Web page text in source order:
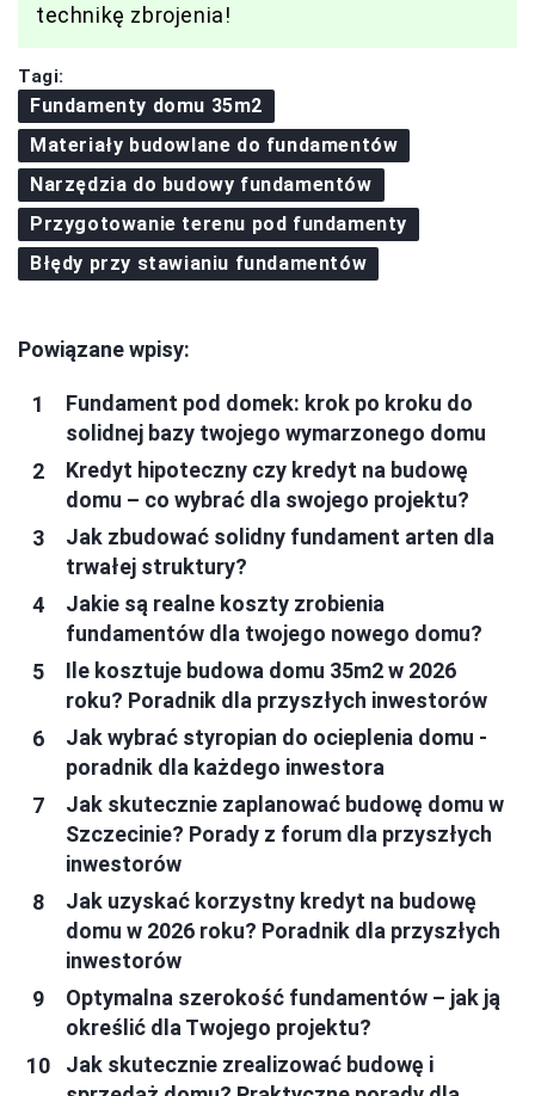
technikę zbrojenia!
Tagi:
Fundamenty domu 35m2
Materiały budowlane do fundamentów
Narzędzia do budowy fundamentów
Przygotowanie terenu pod fundamenty
Błędy przy stawianiu fundamentów
Powiązane wpisy:
Fundament pod domek: krok po kroku do
solidnej bazy twojego wymarzonego domu
Kredyt hipoteczny czy kredyt na budowę
domu – co wybrać dla swojego projektu?
Jak zbudować solidny fundament arten dla
trwałej struktury?
Jakie są realne koszty zrobienia
fundamentów dla twojego nowego domu?
Ile kosztuje budowa domu 35m2 w 2026
roku? Poradnik dla przyszłych inwestorów
Jak wybrać styropian do ocieplenia domu -
poradnik dla każdego inwestora
Jak skutecznie zaplanować budowę domu w
Szczecinie? Porady z forum dla przyszłych
inwestorów
Jak uzyskać korzystny kredyt na budowę
domu w 2026 roku? Poradnik dla przyszłych
inwestorów
Optymalna szerokość fundamentów – jak ją
określić dla Twojego projektu?
Jak skutecznie zrealizować budowę i